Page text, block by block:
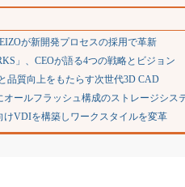
が新開発プロセスの採用で革新
」、CEOが語る4つの戦略とビジョン
品質向上をもたらす次世代3D CAD
ールフラッシュ構成のストレージシス
VDIを構築しワークスタイルを変革